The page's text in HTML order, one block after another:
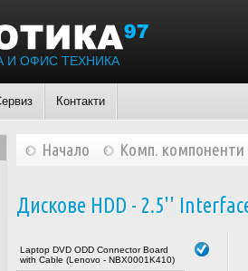
И ОФИС ТЕХНИКА
Контакти
Начало Комп. компоненти
Дискове HDD - 2.5''
Laptop DVD ODD Connector Board
with Cable (Lenovo - NBX0001K410)